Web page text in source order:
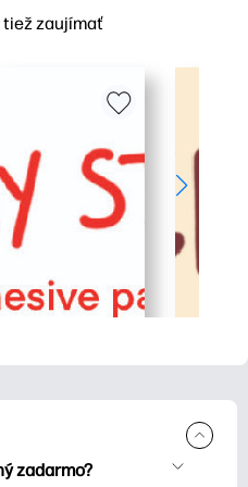
tiež zaujímať
zadarmo?